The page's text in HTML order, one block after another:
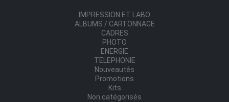
IMPRESSION ET LABO
ALBUMS / CARTONNAGE
CADRES
PHOTO
ENERGIE
TELEPHONIE
Nouveautés
Promotions
Kits
Non catégorisés